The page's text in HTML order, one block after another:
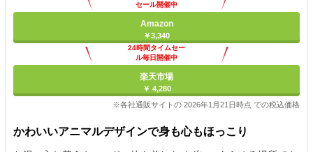
セール開催中
Amazon
￥3,340
24時間タイムセー
ル毎日開催中
楽天市場
￥ 4,280
※各社通販サイトの 2026年1月21日時点 での税込価格
かわいいアニマルデザインで身も心もほっこり